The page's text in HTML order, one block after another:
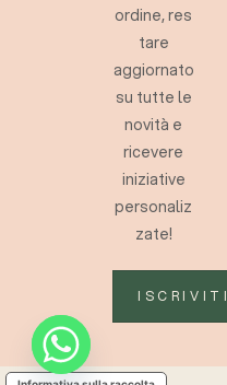
ordine, res
tare
aggiornato
su tutte le
novità e
ricevere
iniziative
personaliz
zate!
ISCRIVITI